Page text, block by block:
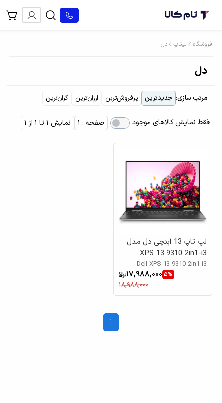
دل لپتاپ فروشگاه
دل
مرتب سازی: جدیدترین پرفروش‌ترین ارزان‌ترین گران‌ترین
فقط نمایش کالاهای موجود صفحه : 1 نمایش 1 تا 1 از 1
لپ تاپ 13 اینچی دل مدل
XPS 13 9310 2in1-i3
1115G4
Dell XPS 13 9310 2in1-i3
1115G4 13 inch Laptop
5%
17,988,000
18,988,000
1